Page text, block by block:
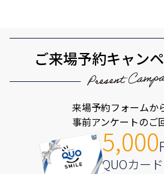
ご来場予約キャン
5,000
QUOカー
来場予約フォームか
事前アンケートのご